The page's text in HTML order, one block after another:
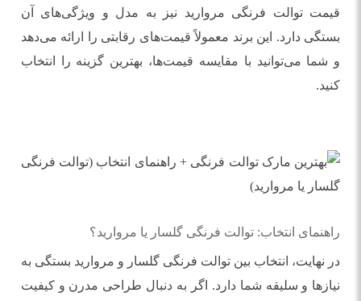
قیمت توالت فرنگی مروارید نیز به مدل و ویژگی‌های آن
بستگی دارد. این برند معمولاً قیمت‌های رقابتی را ارائه می‌دهد
و شما می‌توانید با مقایسه قیمت‌ها، بهترین گزینه را انتخاب
کنید.
راهنمای انتخاب: توالت فرنگی گلسار یا مروارید؟
در نهایت، انتخاب بین توالت فرنگی گلسار و مروارید بستگی به
نیازها و سلیقه شما دارد. اگر به دنبال طراحی مدرن و کیفیت